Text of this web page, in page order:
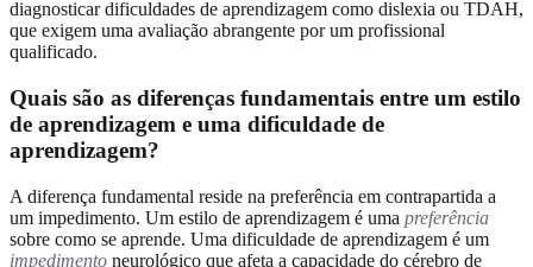
diagnosticar dificuldades de aprendizagem como dislexia ou TDAH,
que exigem uma avaliação abrangente por um profissional
qualificado.
Quais são as diferenças fundamentais entre um estilo
de aprendizagem e uma dificuldade de
aprendizagem?
A diferença fundamental reside na preferência em contrapartida a
um impedimento. Um estilo de aprendizagem é uma preferência
sobre como se aprende. Uma dificuldade de aprendizagem é um
impedimento neurológico que afeta a capacidade do cérebro de